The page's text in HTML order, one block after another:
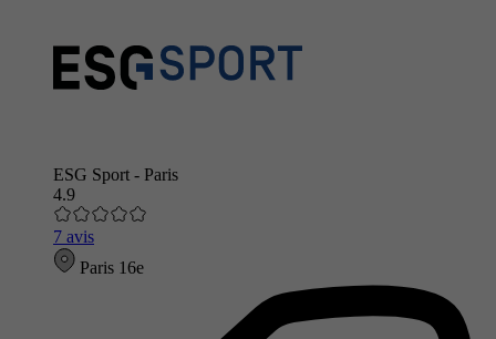
ESG Sport - Paris
4.9
7 avis
Paris 16e